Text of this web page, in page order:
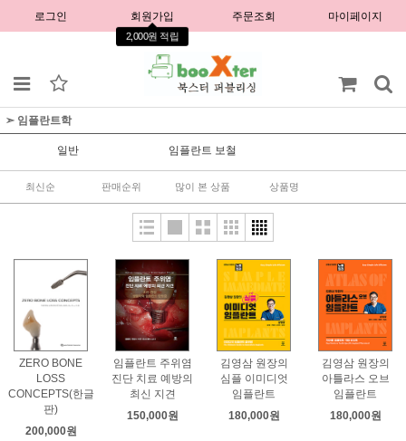
로그인 회원가입
2,000원 적립
주문조회 마이페이지
➣ 임플란트학
일반 임플란트 보철
최신순 판매순위 많이 본 상품 상품명
ZERO BONE
LOSS
CONCEPTS(한글
판)
200,000원
임플란트 주위염
진단 치료 예방의
최신 지견
150,000원
김영삼 원장의
심플 이미디엇
임플란트
180,000원
김영삼 원장의
아틀라스 오브
임플란트
180,000원